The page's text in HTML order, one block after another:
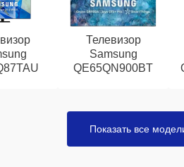
Телевизор
Samsung
QE65QN900BT
Показать все